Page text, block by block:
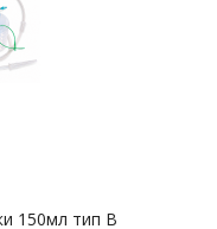
150мл тип B